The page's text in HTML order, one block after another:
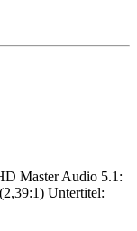
Master Audio 5.1:
Untertitel: